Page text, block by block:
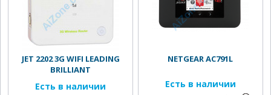
JET 2202 3G WIFI LEADING
BRILLIANT
Есть в наличии
NETGEAR AC791L
Есть в наличии